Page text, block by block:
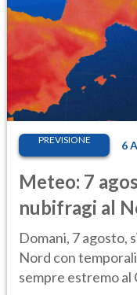
PREVISIONE 6
Meteo: 7
nubifragi al
caldo
Domani, 7 agosto,
Nord con
sempre estremo al